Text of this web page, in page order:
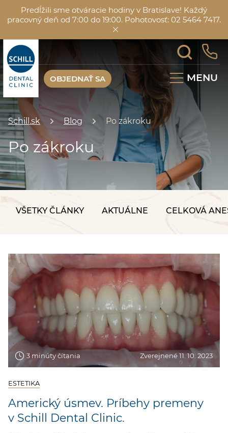
Predĺžili sme otváracie hodiny v Bratislave! Každý
pracovný deň od 7:00 do 19:00. Pohotovosť: 02 5464 7417.
MENU
OBJEDNAŤ SA
Schill.sk Blog Po zákroku
Po zákroku
VŠETKY ČLÁNKY AKTUÁLNE CELKOVÁ
3 minúty čítania Zverejnené 11. 10. 2023
ESTETIKA
Americký úsmev. Príbehy premeny
v Schill Dental Clinic.